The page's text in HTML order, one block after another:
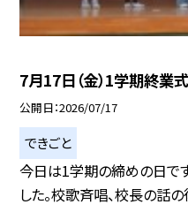
7月17日（金）1学期終業式
公開日 2026/07/17
できごと
今日は1学期の締めの日で
した。校歌斉唱、校長の話